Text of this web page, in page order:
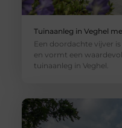
Tuinaanleg in Veghel
Een doordachte vijver
en vormt een
tuinaanleg in Veghel.